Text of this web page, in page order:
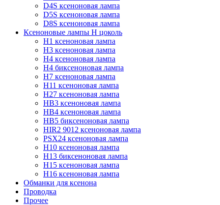
D4S ксеноновая лампа
D5S ксеноновая лампа
D8S ксеноновая лампа
Ксеноновые лампы Н цоколь
H1 ксеноновая лампа
H3 ксеноновая лампа
H4 ксеноновая лампа
H4 биксеноновая лампа
H7 ксеноновая лампа
H11 ксеноновая лампа
H27 ксеноновая лампа
HB3 ксеноновая лампа
HB4 ксеноновая лампа
HB5 биксеноновая лампа
HIR2 9012 ксеноновая лампа
PSX24 ксеноновая лампа
H10 ксеноновая лампа
H13 биксеноновая лампа
H15 ксеноновая лампа
H16 ксеноновая лампа
Обманки для ксенона
Проводка
Прочее